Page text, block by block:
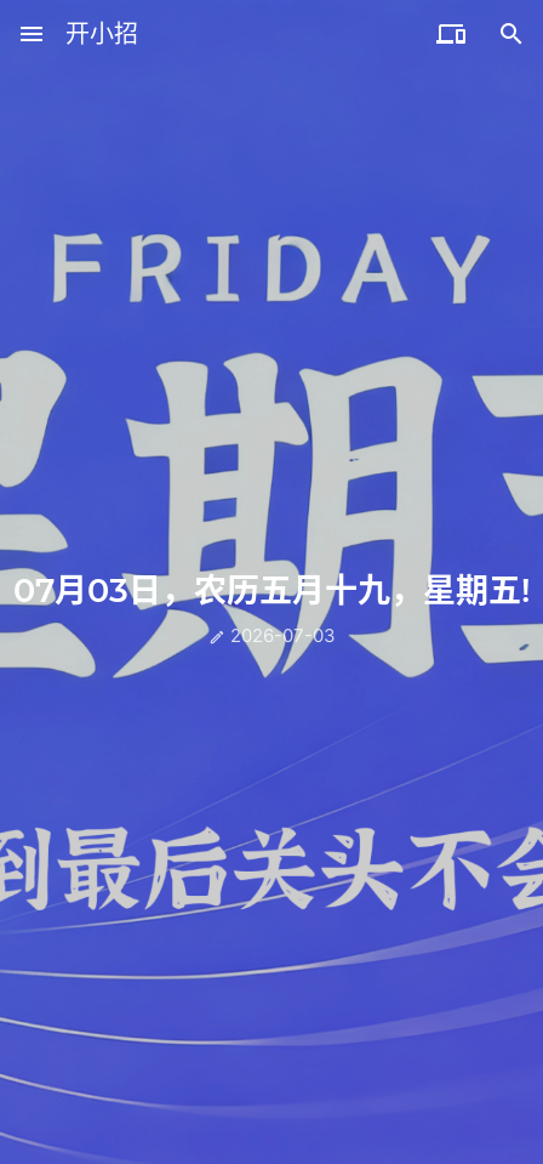
menu 开小招  
07月03日，农历五月十九，星期五!
 2026-07-03
08月05日，农历六月廿三，星期三!
08月04日，农历六月廿二，星期二!